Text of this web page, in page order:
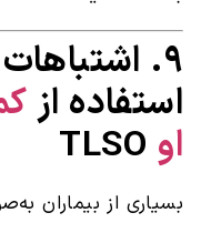
۹.
استفاده از
او
بسیاری از بیماران